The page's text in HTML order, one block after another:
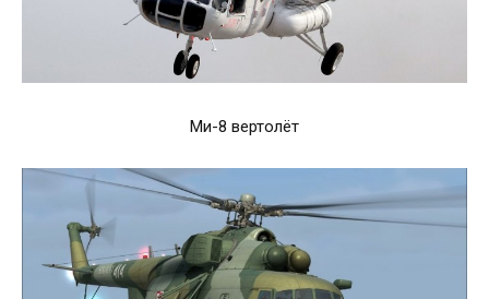
Ми-8 вертолёт